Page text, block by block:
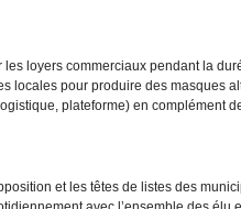
les loyers commerciaux pendant la
locales pour produire des masques
plateforme) en complément
et les têtes de listes des